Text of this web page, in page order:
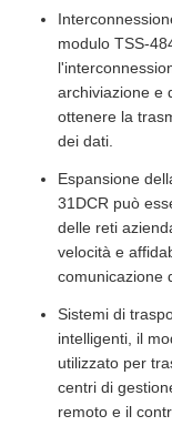
modulo TSS-
archiviazione e
ottenere la
dei dati.
Espansione
31DCR può
delle reti
velocità e
comunicazione
Sistemi di
intelligenti, il
utilizzato per
centri di
remoto e il